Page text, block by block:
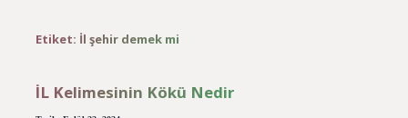
Etiket: İl şehir demek mi
İL Kelimesinin Kökü Nedir